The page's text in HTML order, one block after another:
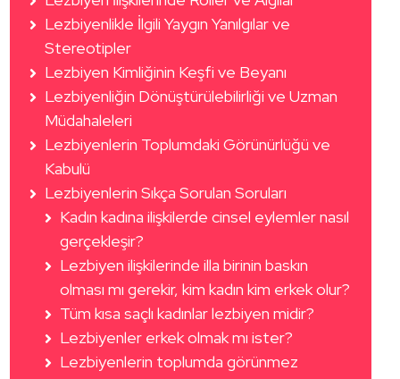
Lezbiyenlikle İlgili Yaygın Yanılgılar ve
Stereotipler
Lezbiyen Kimliğinin Keşfi ve Beyanı
Lezbiyenliğin Dönüştürülebilirliği ve Uzman
Müdahaleleri
Lezbiyenlerin Toplumdaki Görünürlüğü ve
Kabulü
Lezbiyenlerin Sıkça Sorulan Soruları
Kadın kadına ilişkilerde cinsel eylemler nasıl
gerçekleşir?
Lezbiyen ilişkilerinde illa birinin baskın
olması mı gerekir, kim kadın kim erkek olur?
Tüm kısa saçlı kadınlar lezbiyen midir?
Lezbiyenler erkek olmak mı ister?
Lezbiyenlerin toplumda görünmez